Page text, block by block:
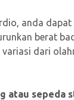
anda
berat
dari
atau sepeda